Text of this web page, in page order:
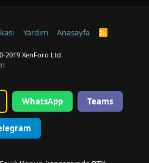
Yardım Anasayfa
R
2019 XenForo Ltd.
WhatsApp Teams